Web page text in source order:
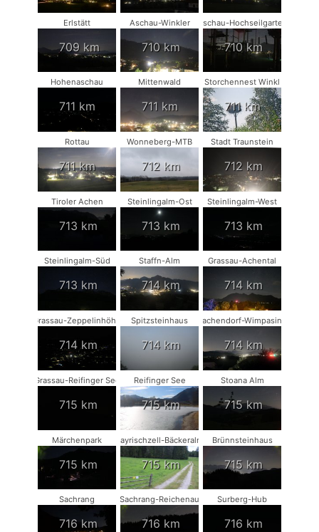
Erlstätt
709 km
Aschau-Winkler
710 km
Aschau-Hochseilgarten
710 km
Hohenaschau
711 km
Mittenwald
711 km
Storchennest Winkl
711 km
Rottau
711 km
Wonneberg-MTB
712 km
Stadt Traunstein
712 km
Tiroler Achen
713 km
Steinlingalm-Ost
713 km
Steinlingalm-West
713 km
Steinlingalm-Süd
713 km
Staffn-Alm
714 km
Grassau-Achental
714 km
Grassau-Zeppelinhöhe
714 km
Spitzsteinhaus
714 km
Vachendorf-Wimpasing
714 km
Grassau-Reifinger See
715 km
Reifinger See
715 km
Stoana Alm
715 km
Märchenpark
715 km
Bayrischzell-Bäckeralm
715 km
Brünnsteinhaus
715 km
Sachrang
716 km
Sachrang-Reichenau
716 km
Surberg-Hub
716 km